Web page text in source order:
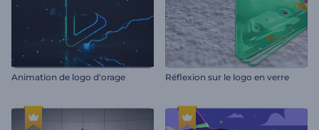
Animation de logo d'orage Réflexion sur le logo en verre